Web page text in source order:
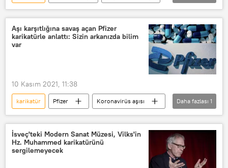
Hapis
Aşı karşıtlığına savaş açan Pfizer
karikatürle anlattı: Sizin arkanızda bilim
var
10 Kasım 2021, 11:38
karikatür Pfizer
Koronavirüs aşısı
Albert Bourla
Daha fazlası 1
İsveç'teki Modern Sanat Müzesi, Vilks'in
Hz. Muhammed karikatürünü
sergilemeyecek